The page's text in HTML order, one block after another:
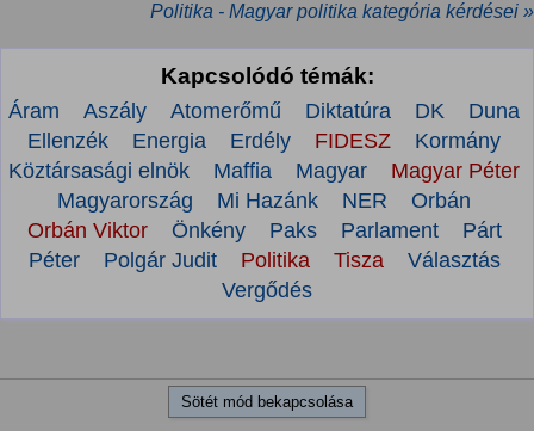
Politika - Magyar politika kategória kérdései »
Kapcsolódó témák:
Áram Aszály Atomerőmű Diktatúra DK
Duna
Ellenzék
Energia Erdély FIDESZ
Kormány
Köztársasági elnök
Maffia Magyar
Magyar Péter
Magyarország
Mi Hazánk NER
Orbán
Orbán Viktor
Önkény Paks Parlament
Párt
Péter
Polgár Judit Politika Tisza
Választás
Vergődés
Sötét mód bekapcsolása